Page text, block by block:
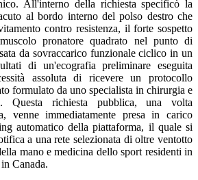
All'interno della richiesta specificò la
al bordo interno del polso destro che
contro resistenza, il forte sospetto
pronatore quadrato nel punto di
da sovraccarico funzionale ciclico in un
di un'ecografia preliminare eseguita
assoluta di ricevere un protocollo
formulato da uno specialista in chirurgia e
Questa richiesta pubblica, una volta
venne immediatamente presa in carico
automatico della piattaforma, il quale si
a una rete selezionata di oltre ventotto
mano e medicina dello sport residenti in
Canada.